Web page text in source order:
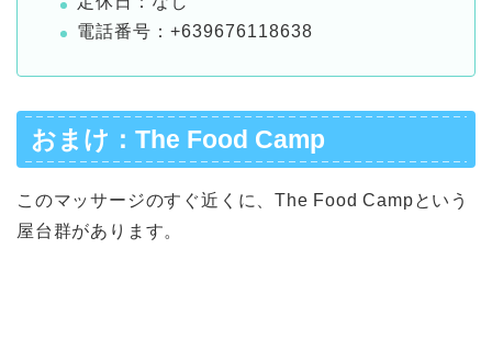
電話番号：+639676118638
おまけ：The Food Camp
このマッサージのすぐ近くに、The Food Campという
屋台群があります。